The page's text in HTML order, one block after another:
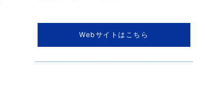
Webサイトはこちら